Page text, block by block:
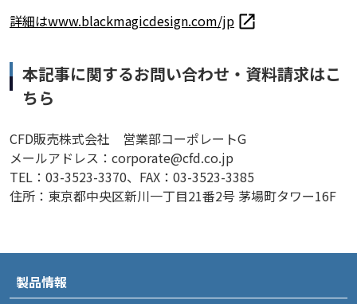
詳細はwww.blackmagicdesign.com/jp
本記事に関するお問い合わせ・資料請求はこ
ちら
CFD販売株式会社 営業部コーポレートG
メールアドレス：corporate@cfd.co.jp
TEL：03-3523-3370、FAX：03-3523-3385
住所：東京都中央区新川一丁目21番2号 茅場町タワー16F
製品情報